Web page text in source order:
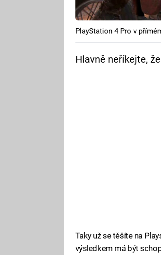
PlayStation 4 Pro v
Hlavně neříkejte,
Taky už se těšíte na
výsledkem má být